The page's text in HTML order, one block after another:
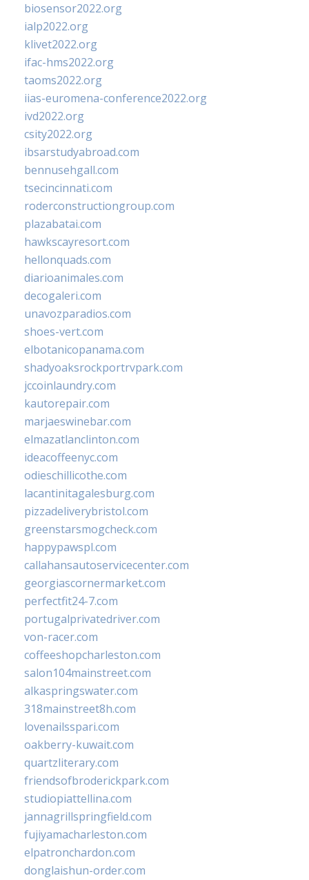
biosensor2022.org
ialp2022.org
klivet2022.org
ifac-hms2022.org
taoms2022.org
iias-euromena-conference2022.org
ivd2022.org
csity2022.org
ibsarstudyabroad.com
bennusehgall.com
tsecincinnati.com
roderconstructiongroup.com
plazabatai.com
hawkscayresort.com
hellonquads.com
diarioanimales.com
decogaleri.com
unavozparadios.com
shoes-vert.com
elbotanicopanama.com
shadyoaksrockportrvpark.com
jccoinlaundry.com
kautorepair.com
marjaeswinebar.com
elmazatlanclinton.com
ideacoffeenyc.com
odieschillicothe.com
lacantinitagalesburg.com
pizzadeliverybristol.com
greenstarsmogcheck.com
happypawspl.com
callahansautoservicecenter.com
georgiascornermarket.com
perfectfit24-7.com
portugalprivatedriver.com
von-racer.com
coffeeshopcharleston.com
salon104mainstreet.com
alkaspringswater.com
318mainstreet8h.com
lovenailsspari.com
oakberry-kuwait.com
quartzliterary.com
friendsofbroderickpark.com
studiopiattellina.com
jannagrillspringfield.com
fujiyamacharleston.com
elpatronchardon.com
donglaishun-order.com